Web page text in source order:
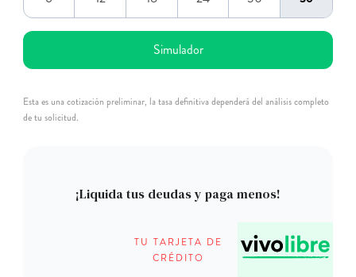
Esta es una cotización preliminar, la tasa definitiva dependerá del análisis completo
de tu solicitud.
¡Liquida tus deudas y paga menos!
TU TARJETA DE
CRÉDITO